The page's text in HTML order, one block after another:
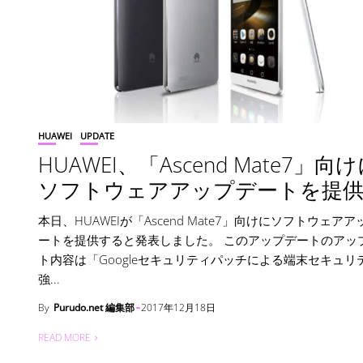
HUAWEI UPDATE
HUAWEI、「Ascend Mate7」向け
ソフトウェアアップデートを提
本日、HUAWEIが「Ascend Mate7」向けにソフトウェアア
ートを提供すると発表しました。 このアップデートのアッ
ト内容は「Googleセキュリティパッチによる端末セキュリ
強...
By Purudo.net 編集部 2017年12月18日
READ MORE